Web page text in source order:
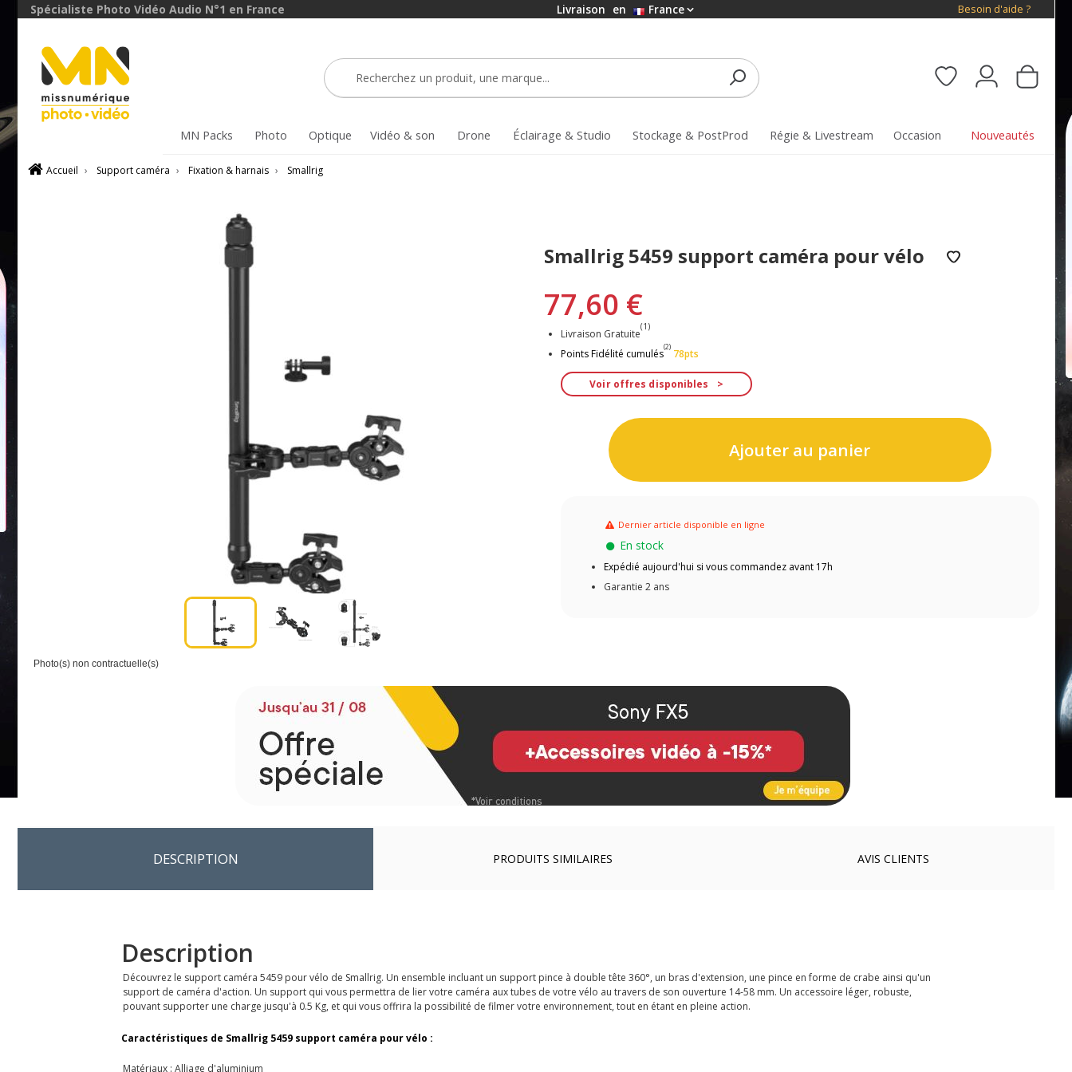
Spécialiste Photo Vidéo Audio N°1 en France Livraison en France Besoin d'aide ?
MN Packs Photo Optique Vidéo & son Drone Éclairage & Studio Stockage & PostProd Régie & Livestream Occasion Nouveautés
Accueil › Support caméra › Fixation & harnais › Smallrig
avec le code
Photo(s) non contractuelle(s)
Smallrig 5459 support caméra pour vélo
77,60 €
Livraison Gratuite
(1)
Points Fidélité cumulés
(2)
78pts
Voir offres disponibles
Ajouter au panier
Dernier article disponible en ligne
En stock
Expédié aujourd'hui si vous commandez avant 17h
Garantie 2 ans
DESCRIPTION PRODUITS SIMILAIRES AVIS CLIENTS
Description
Découvrez le support caméra 5459 pour vélo de Smallrig. Un ensemble incluant un support pince à double tête 360°, un bras d'extension, une pince en forme de crabe ainsi qu'un
support de caméra d'action. Un support qui vous permettra de lier votre caméra aux tubes de votre vélo au travers de son ouverture 14-58 mm. Un accessoire léger, robuste,
pouvant supporter une charge jusqu'à 0.5 Kg, et qui vous offrira la possibilité de filmer votre environnement, tout en étant en pleine action.
Caractéristiques de Smallrig 5459 support caméra pour vélo :
Matériaux : Alliage d'aluminium